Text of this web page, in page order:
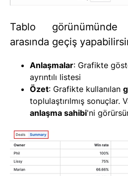
Tablo
arasında geçiş
Anlaşmalar: Grafikte
ayrıntılı listesi
Özet: Grafikte kullanılan
toplulaştırılmış sonuçlar.
anlaşma sahibi'ni